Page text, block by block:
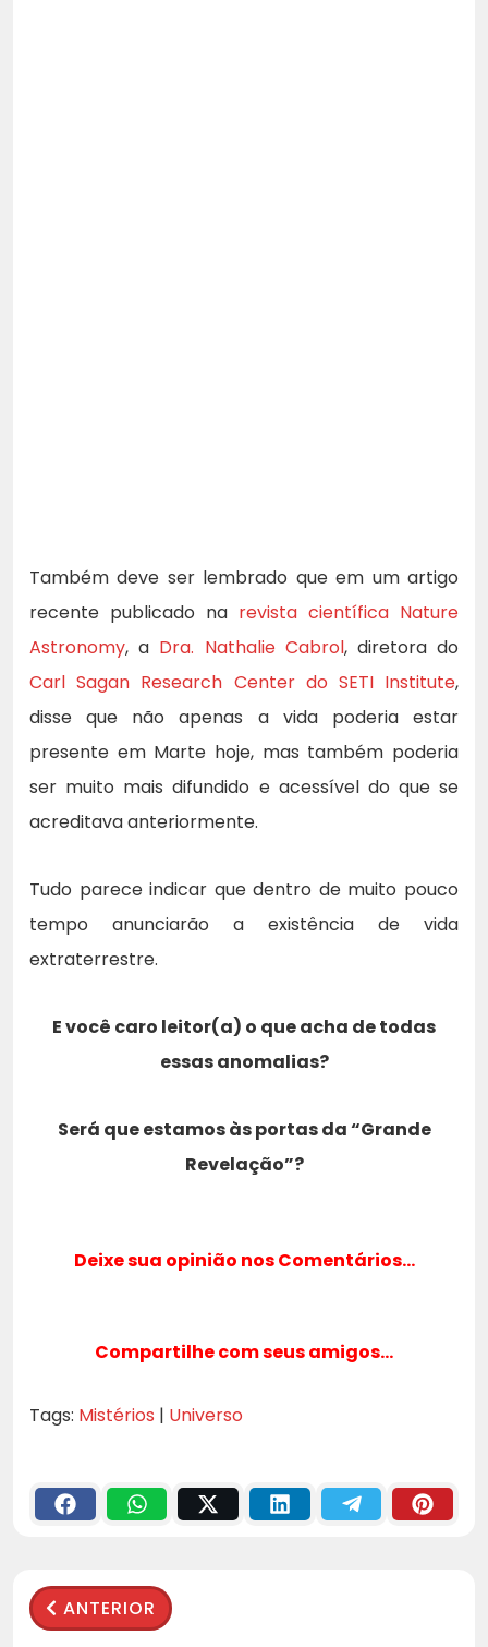
Também deve ser lembrado que em um artigo
recente publicado na revista científica Nature
Astronomy, a Dra. Nathalie Cabrol, diretora do
Carl Sagan Research Center do SETI Institute,
disse que não apenas a vida poderia estar
presente em Marte hoje, mas também poderia
ser muito mais difundido e acessível do que se
acreditava anteriormente.
Tudo parece indicar que dentro de muito pouco
tempo anunciarão a existência de vida
extraterrestre.
E você caro leitor(a) o que acha de todas
essas anomalias?
Será que estamos às portas da “Grande
Revelação”?
Deixe sua opinião nos Comentários…
Compartilhe com seus amigos…
Tags: Mistérios | Universo
ANTERIOR